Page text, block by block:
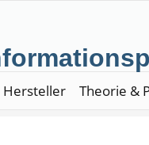
Hersteller Theorie &